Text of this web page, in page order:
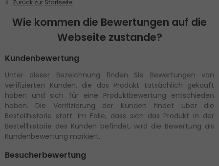
Wie kommen die Bewertungen auf die
Webseite zustande?
Kundenbewertung
Unter dieser Bezeichnung finden Sie Bewertungen von
verifizierten Kunden, die das Produkt tatsächlich gekauft
haben und sich für eine Produktbewertung entschieden
haben. Die Verifizierung der Kunden findet über die
Bestellhistorie statt. Im Falle, dass sich das Produkt in der
Bestellhistorie des Kunden befindet, wird die Bewertung als
Kundenbewertung markiert.
Besucherbewertung